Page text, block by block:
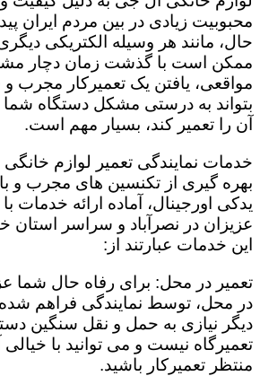
محبوبیت زیادی در بین مردم ایران
حال، مانند هر وسیله الکتریکی
ممکن است با گذشت زمان دچار
مواقعی، یافتن یک تعمیرکار مجرب و
بتواند به درستی مشکل دستگاه
آن را تعمیر کند، بسیار مهم است.
خدمات نمایندگی تعمیر لوازم خانگی
بهره گیری از تکنسین های مجرب و
یدکی اورجینال، آماده ارائه خدمات
عزیزان در نصرآباد و سراسر
این خدمات عبارتند از:
تعمیر در محل: برای رفاه حال شما
در محل، توسط نمایندگی فراهم
دیگر نیازی به حمل و نقل سنگین
تعمیرگاه نیست و می توانید با
منتظر تعمیرکار باشید.